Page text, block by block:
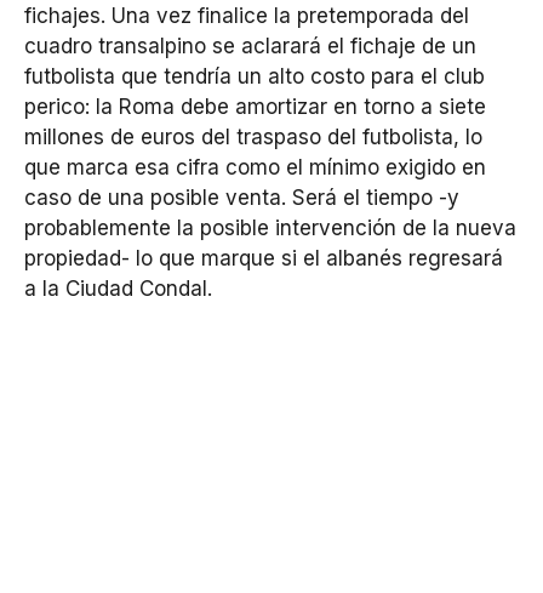
fichajes. Una vez finalice la pretemporada del
cuadro transalpino se aclarará el fichaje de un
futbolista que tendría un alto costo para el club
perico: la Roma debe amortizar en torno a siete
millones de euros del traspaso del futbolista, lo
que marca esa cifra como el mínimo exigido en
caso de una posible venta. Será el tiempo -y
probablemente la posible intervención de la nueva
propiedad- lo que marque si el albanés regresará
a la Ciudad Condal.